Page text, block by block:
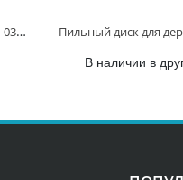
Диск 185x30/16/20x2,0x40T дер, D-03919 D-03919
В наличии в